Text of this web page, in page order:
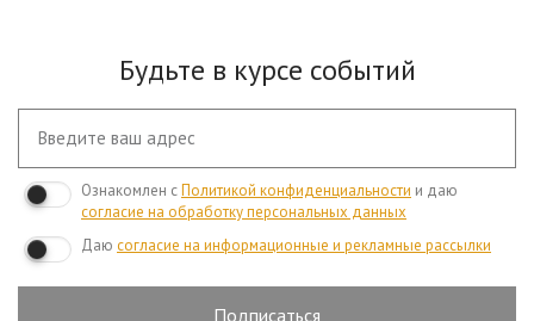
Будьте в курсе событий
Ознакомлен сПолитикой конфиденциальности и даю
согласие на обработку персональных данных
Даю согласие на информационные и рекламные рассылки
Подписаться